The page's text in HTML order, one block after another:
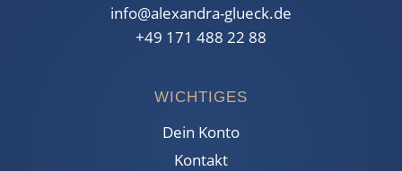
info@alexandra-glueck.de
+49 171 488 22 88
WICHTIGES
Dein Konto
Kontakt